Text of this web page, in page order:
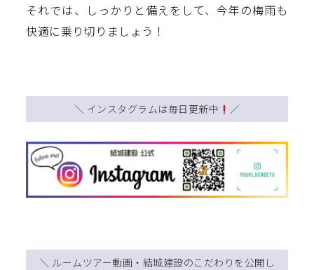
それでは、しっかりと備えをして、今年の梅雨も
快適に乗り切りましょう！
＼ インスタグラムは毎日更新中 ／
＼ ルームツアー動画・結城建設のこだわりを公開し